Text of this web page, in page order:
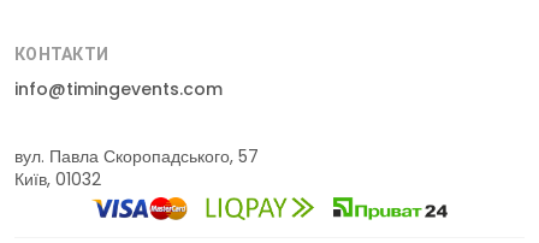
КОНТАКТИ
info@timingevents.com
вул. Павла Скоропадського, 57
Київ, 01032